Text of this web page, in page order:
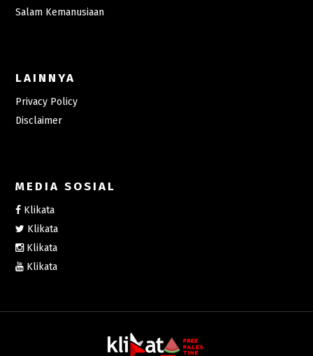
Salam Kemanusiaan
LAINNYA
Privacy Policy
Disclaimer
MEDIA SOSIAL
Klikata
Klikata
Klikata
Klikata